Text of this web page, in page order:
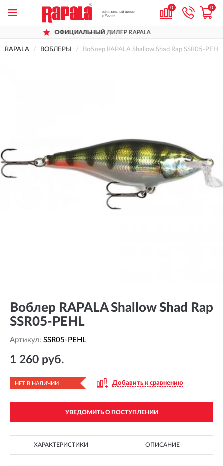
0 0
ДИЛЕР RAPALA
RAPALA ВОБЛЕРЫ Воблер RAPALA Shallow Shad Rap SSR05-PEHL
Воблер RAPALA Shallow Shad Rap
SSR05-PEHL
Артикул: SSR05-PEHL
1 260 руб.
НЕТ В НАЛИЧИИ Добавить к сравнению
УВЕДОМИТЬ О ПОСТУПЛЕНИИ
ХАРАКТЕРИСТИКИ ОПИСАНИЕ